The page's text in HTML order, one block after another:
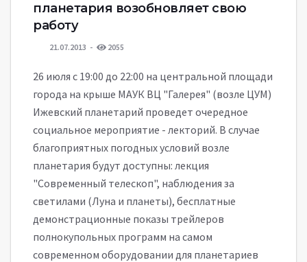
планетария возобновляет свою
работу
21.07.2013 2055
26 июля с 19:00 до 22:00 на центральной площади
города на крыше МАУК ВЦ "Галерея" (возле ЦУМ)
Ижевский планетарий проведет очередное
социальное мероприятие - лекторий. В случае
благоприятных погодных условий возле
планетария будут доступны: лекция
"Современный телескоп", наблюдения за
светилами (Луна и планеты), бесплатные
демонстрационные показы трейлеров
полнокупольных программ на самом
современном оборудовании для планетариев